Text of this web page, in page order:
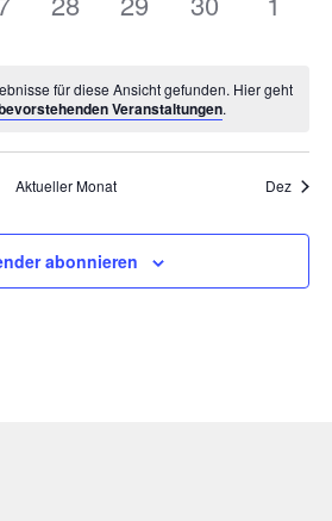
für diese Ansicht gefunden. Hier geht
Veranstaltungen.
Aktueller Monat Dez
abonnieren